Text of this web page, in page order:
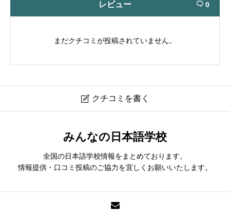
レビュー  0
まだクチコミが投稿されていません。
 クチコミを書く
Academy
現在クチコミは投稿できません。
みんなの日本語学校
全国の日本語学校情報をまとめております。
情報提供・口コミ投稿のご協力を宜しくお願いいたします。